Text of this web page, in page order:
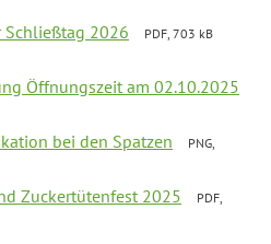
2026
PDF, 703 kB
Öffnungszeit am 02.10.2025
bei den Spatzen
PNG,
Zuckertütenfest 2025
PDF,